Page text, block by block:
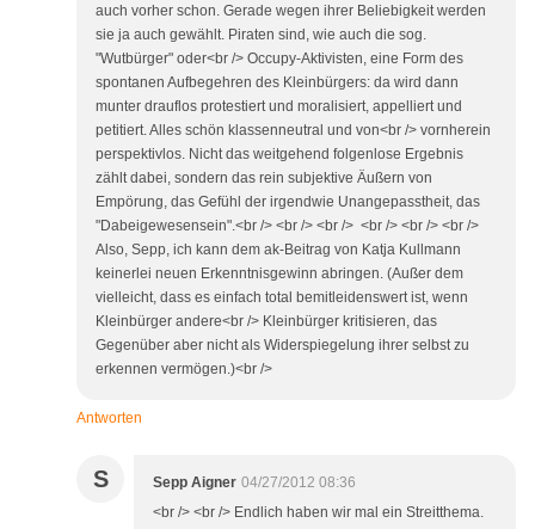
auch vorher schon. Gerade wegen ihrer Beliebigkeit werden
sie ja auch gewählt. Piraten sind, wie auch die sog.
"Wutbürger" oder<br /> Occupy-Aktivisten, eine Form des
spontanen Aufbegehren des Kleinbürgers: da wird dann
munter drauflos protestiert und moralisiert, appelliert und
petitiert. Alles schön klassenneutral und von<br /> vornherein
perspektivlos. Nicht das weitgehend folgenlose Ergebnis
zählt dabei, sondern das rein subjektive Äußern von
Empörung, das Gefühl der irgendwie Unangepasstheit, das
"Dabeigewesensein".<br /> <br /> <br /> <br /> <br /> <br />
Also, Sepp, ich kann dem ak-Beitrag von Katja Kullmann
keinerlei neuen Erkenntnisgewinn abringen. (Außer dem
vielleicht, dass es einfach total bemitleidenswert ist, wenn
Kleinbürger andere<br /> Kleinbürger kritisieren, das
Gegenüber aber nicht als Widerspiegelung ihrer selbst zu
erkennen vermögen.)<br />
Antworten
S Sepp Aigner 04/27/2012 08:36
<br /> <br /> Endlich haben wir mal ein Streitthema.